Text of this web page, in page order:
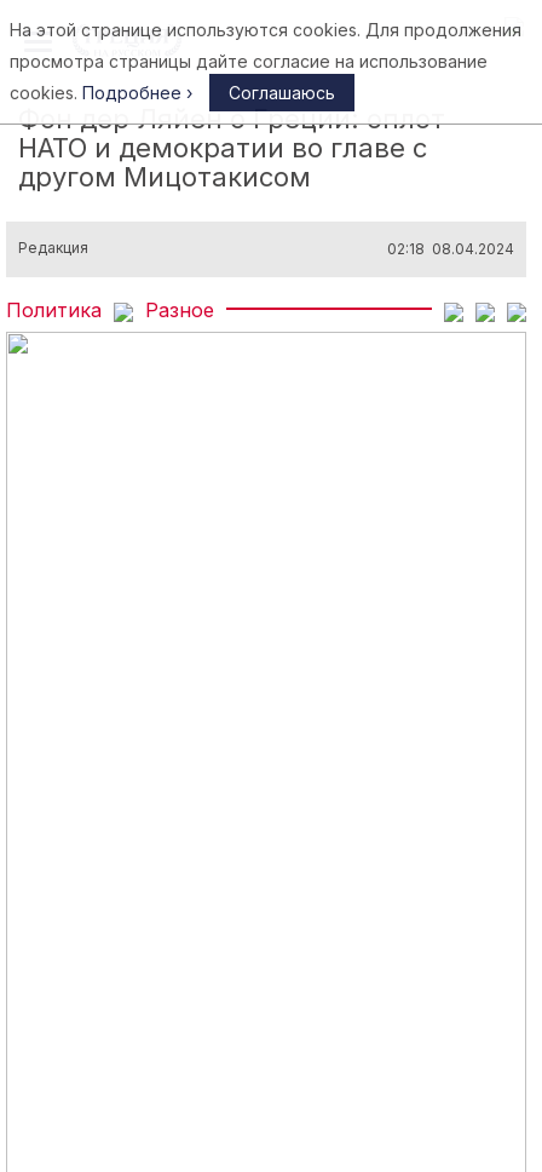
Афины
Фон дер Ляйен о Греции: оплот
НАТО и демократии во главе с
другом Мицотакисом
Редакция 02:18 08.04.2024
Политика Разное
На этой странице используются cookies. Для продолжения
просмотра страницы дайте согласие на использование
cookies. Подробнее › Соглашаюсь